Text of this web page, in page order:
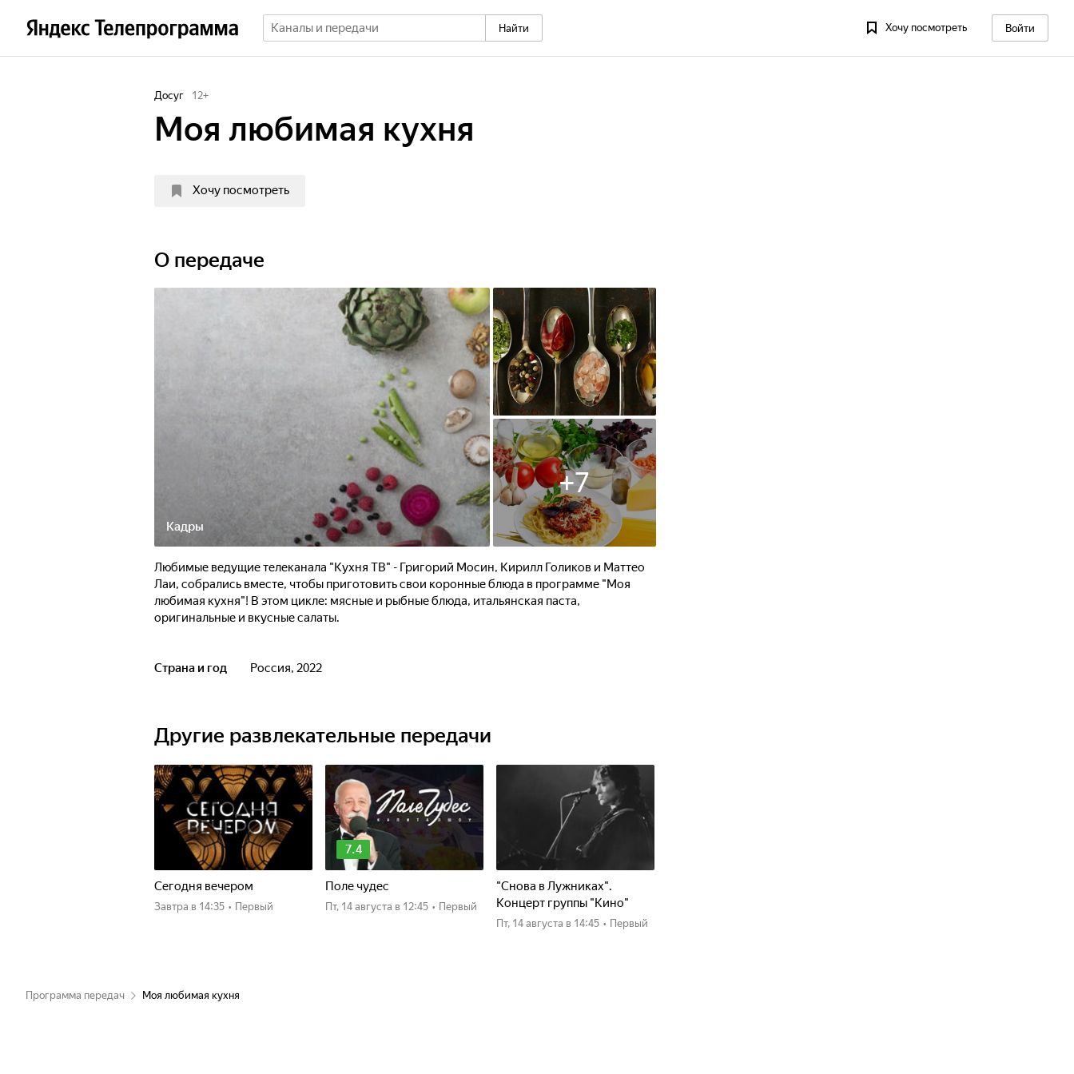
Найти Хочу посмотреть Войти
Досуг 12+
Моя любимая кухня
Хочу посмотреть
О передаче
Кадры
+7
Любимые ведущие телеканала "Кухня ТВ" - Григорий Мосин, Кирилл Голиков и Маттео
Лаи, собрались вместе, чтобы приготовить свои коронные блюда в программе "Моя
любимая кухня"! В этом цикле: мясные и рыбные блюда, итальянская паста,
оригинальные и вкусные салаты.
Страна и год Россия, 2022
Другие развлекательные передачи
Сегодня вечером
Завтра в 14:35 • Первый
7.4
Поле чудес
пт, 14 августа в 12:45 • Первый
"Снова в Лужниках".
Концерт группы "Кино"
пт, 14 августа в 14:45 • Первый
Программа передач Моя любимая кухня